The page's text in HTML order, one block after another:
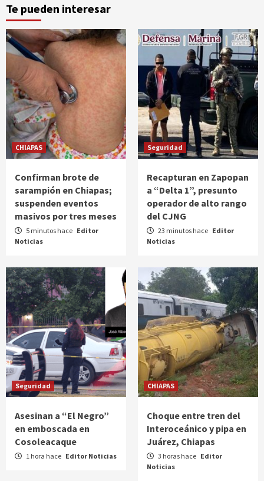
Te pueden interesar
CHIAPAS
Confirman brote de
sarampión en Chiapas;
suspenden eventos
masivos por tres meses
5 minutos hace Editor
Noticias
Seguridad
Recapturan en Zapopan
a “Delta 1”, presunto
operador de alto rango
del CJNG
23 minutos hace Editor
Noticias
Seguridad
Asesinan a “El Negro”
en emboscada en
Cosoleacaque
1 hora hace Editor Noticias
CHIAPAS
Choque entre tren del
Interoceánico y pipa en
Juárez, Chiapas
3 horas hace Editor
Noticias